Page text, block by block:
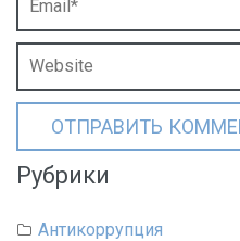
Рубрики
Антикоррупция